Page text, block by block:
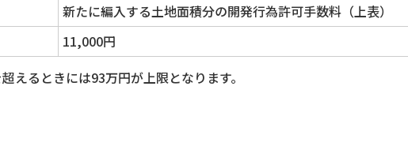
新たに編入する土地面積分の開発行為許可手数料（上表）
11,000円
るときには93万円が上限となります。